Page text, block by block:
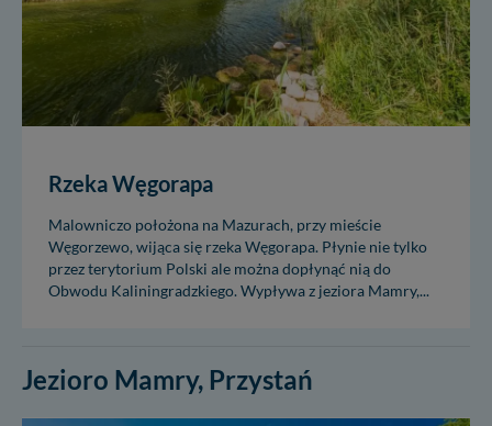
Rzeka Węgorapa
Malowniczo położona na Mazurach, przy mieście
Węgorzewo, wijąca się rzeka Węgorapa. Płynie nie tylko
przez terytorium Polski ale można dopłynąć nią do
Obwodu Kaliningradzkiego. Wypływa z jeziora Mamry,...
Jezioro Mamry, Przystań